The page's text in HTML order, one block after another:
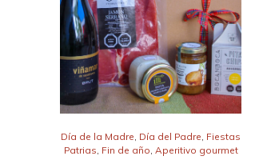
Día de la Madre Día del Padre Fiestas
Patrias Fin de año Aperitivo gourmet